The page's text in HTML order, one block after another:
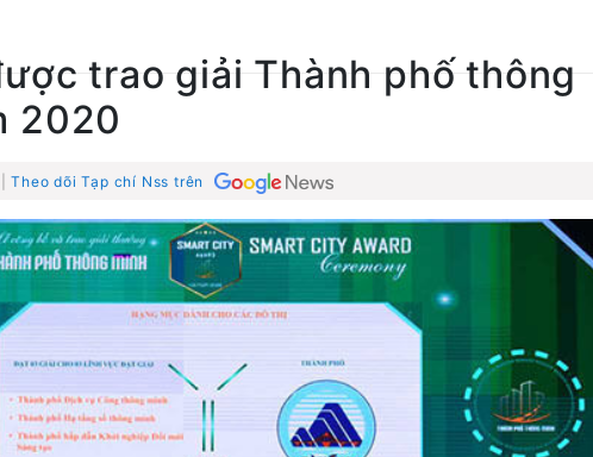
trao giải Thành phố thông
2020
|Theo dõi Tạp chí Nss trên